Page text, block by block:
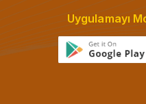
Uygulamayı